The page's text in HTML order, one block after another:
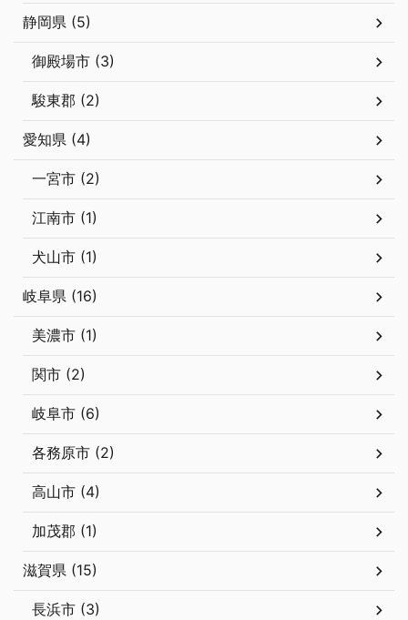
静岡県 (5)
御殿場市 (3)
駿東郡 (2)
愛知県 (4)
一宮市 (2)
江南市 (1)
犬山市 (1)
岐阜県 (16)
美濃市 (1)
関市 (2)
岐阜市 (6)
各務原市 (2)
高山市 (4)
加茂郡 (1)
滋賀県 (15)
長浜市 (3)